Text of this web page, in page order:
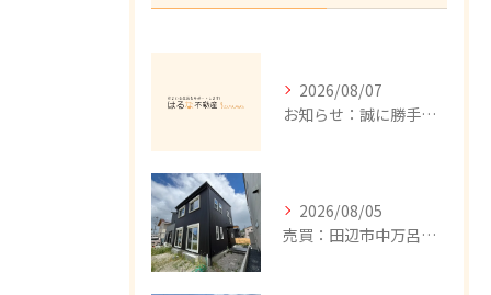
2026/08/07
お知らせ：誠に勝手ながら、8/8（土）～18（月）まで、夏季休暇とさせて頂きます。期間中のお問い合わせにつきましては、お問い合わせフォーム、メール、公式LINE、FAXで承っております。8/19（水）以降、順次回答致しますので、ご不便をおかけしますが、何卒宜しくお願い申し上げます。
2026/08/05
売買：田辺市中万呂新築建売住宅、新規追加しました。